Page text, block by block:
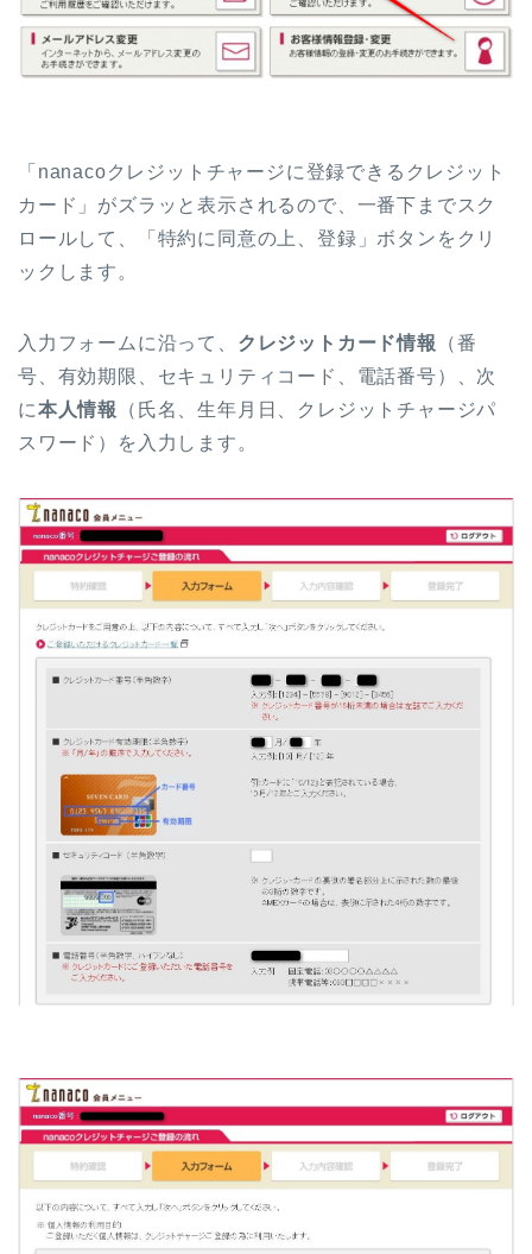
「nanacoクレジットチャージに登録できるクレジット
カード」がズラッと表示されるので、一番下までスク
ロールして、「特約に同意の上、登録」ボタンをクリ
ックします。
入力フォームに沿って、 クレジットカード情報
（番
号、有効期限、セキュリティコード、電話番号）、次
に本人情報
（氏名、生年月日、クレジットチャージパ
スワード）を入力します。